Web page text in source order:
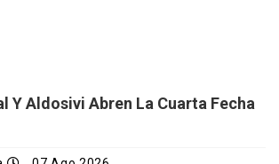
Y Aldosivi Abren La Cuarta Fecha